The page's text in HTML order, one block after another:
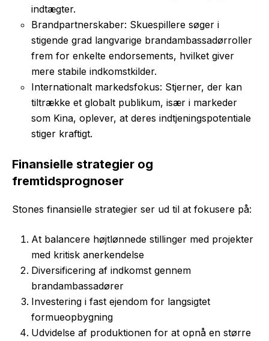
indtægter.
Brandpartnerskaber: Skuespillere søger i
stigende grad langvarige brandambassadørroller
frem for enkelte endorsements, hvilket giver
mere stabile indkomstkilder.
Internationalt markedsfokus: Stjerner, der kan
tiltrække et globalt publikum, især i markeder
som Kina, oplever, at deres indtjeningspotentiale
stiger kraftigt.
Finansielle strategier og
fremtidsprognoser
Stones finansielle strategier ser ud til at fokusere på:
At balancere højtlønnede stillinger med projekter
med kritisk anerkendelse
Diversificering af indkomst gennem
brandambassadører
Investering i fast ejendom for langsigtet
formueopbygning
Udvidelse af produktionen for at opnå en større